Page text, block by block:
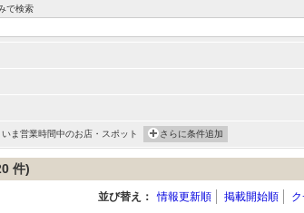
で検索
いま営業時間中のお店・スポット さらに条件追加
件)
並び替え： 情報更新順 掲載開始順